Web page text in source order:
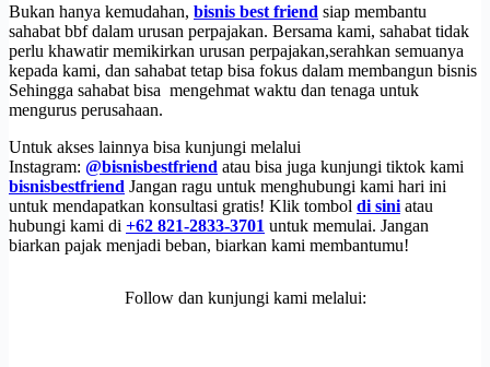
Bukan hanya kemudahan, bisnis best friend siap membantu
sahabat bbf dalam urusan perpajakan. Bersama kami, sahabat tidak
perlu khawatir memikirkan urusan perpajakan,serahkan semuanya
kepada kami, dan sahabat tetap bisa fokus dalam membangun bisnis
Sehingga sahabat bisa mengehmat waktu dan tenaga untuk
mengurus perusahaan.
Untuk akses lainnya bisa kunjungi melalui
Instagram: @bisnisbestfriend atau bisa juga kunjungi tiktok kami
bisnisbestfriend Jangan ragu untuk menghubungi kami hari ini
untuk mendapatkan konsultasi gratis! Klik tombol di sini atau
hubungi kami di +62 821-2833-3701 untuk memulai. Jangan
biarkan pajak menjadi beban, biarkan kami membantumu!
Follow dan kunjungi kami melalui: